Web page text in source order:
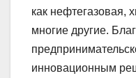
как нефтегазовая,
многие другие.
инновационным